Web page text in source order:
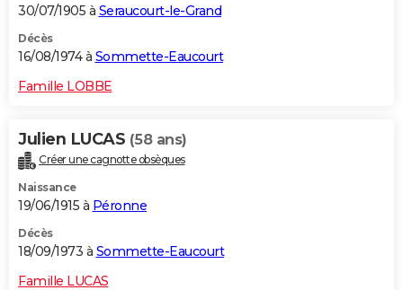
30/07/1905 à Seraucourt-le-Grand
Décès
16/08/1974 à Sommette-Eaucourt
Famille LOBBE
Julien LUCAS (58 ans)
Créer une cagnotte obsèques
Naissance
19/06/1915 à Péronne
Décès
18/09/1973 à Sommette-Eaucourt
Famille LUCAS